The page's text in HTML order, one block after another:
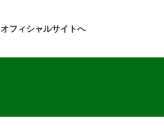
オフィシャルサイトへ